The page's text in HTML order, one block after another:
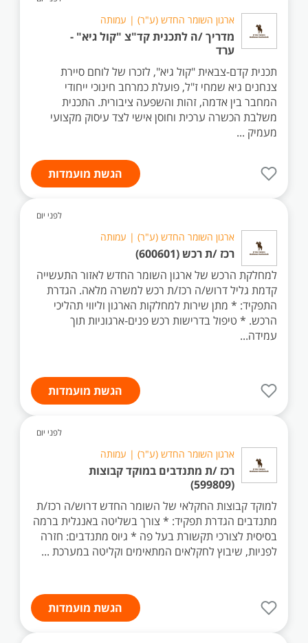
ארגון השומר החדש (ע"ר) | עמותה
מדריך /ה לתכנית קד"צ "קול גיא" -
ערד
תכנית קדם-צבאית "קול גיא", לזכרו של לוחם סיירת
צנחנים גיא שמחי ז"ל, פועלת כמרחב חינוכי ייחודי
המחבר בין אדמה, זהות והשפעה ציבורית. התכנית
משלבת הכשרה ערכית וחוסן אישי לצד עיסוק מקצועי
מעמיק ...
הגשת מועמדות
לפני יום
ארגון השומר החדש (ע"ר) | עמותה
רכז /ת רכש (600601)
למחלקת הרכש של ארגון השומר החדש לאזור התעשייה
קדמת גליל דרוש/ה רכז/ת רכש למשרה מלאה. הגדרת
התפקיד: * מתן שירות למחלקות הארגון וליווי תהליכי
הרכש. * טיפול בדרישות רכש פנים-ארגוניות תוך
עמידה...
הגשת מועמדות
לפני יום
ארגון השומר החדש (ע"ר) | עמותה
רכז /ת מתנדבים במוקד קבוצות
(599809)
למוקד קבוצות החקלאי של השומר החדש דרוש/ה רכז/ת
מתנדבים הגדרת תפקיד: * צורך בשליטה באנגלית ברמה
בסיסית לצורכי תקשורת בעל פה * גיוס מתנדבים: חזרה
לפניות, שיבוץ לחקלאים המתאימים וקליטה במערכת ...
הגשת מועמדות